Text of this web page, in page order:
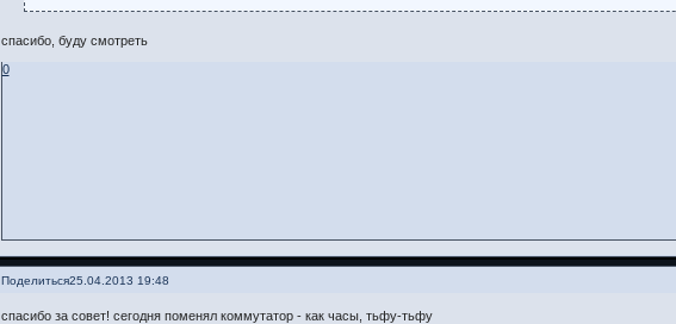
спасибо, буду смотреть
0
Поделиться25.04.2013 19:48
спасибо за совет! сегодня поменял коммутатор - как часы, тьфу-тьфу